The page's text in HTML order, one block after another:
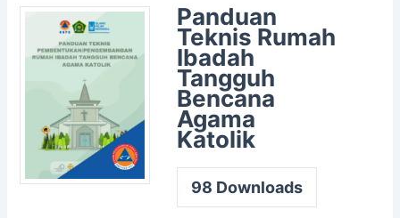
Panduan
Teknis Rumah
Ibadah
Tangguh
Bencana
Agama
Katolik
98 Downloads